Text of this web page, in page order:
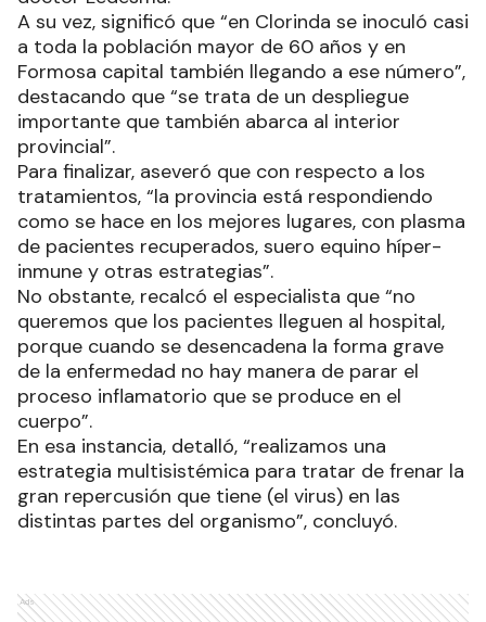
A su vez, significó que “en Clorinda se inoculó casi
a toda la población mayor de 60 años y en
Formosa capital también llegando a ese número”,
destacando que “se trata de un despliegue
importante que también abarca al interior
provincial”.
Para finalizar, aseveró que con respecto a los
tratamientos, “la provincia está respondiendo
como se hace en los mejores lugares, con plasma
de pacientes recuperados, suero equino híper-
inmune y otras estrategias”.
No obstante, recalcó el especialista que “no
queremos que los pacientes lleguen al hospital,
porque cuando se desencadena la forma grave
de la enfermedad no hay manera de parar el
proceso inflamatorio que se produce en el
cuerpo”.
En esa instancia, detalló, “realizamos una
estrategia multisistémica para tratar de frenar la
gran repercusión que tiene (el virus) en las
distintas partes del organismo”, concluyó.
Ads